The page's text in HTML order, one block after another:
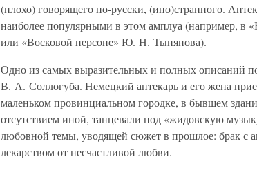
(плохо) говорящего по-русски, (ино)странного.
наиболее популярными в этом амплуа (например, в
или «Восковой персоне» Ю. Н. Тынянова).
Одно из самых выразительных и полных описаний
В. А. Соллогуба. Немецкий аптекарь и его жена
маленьком провинциальном городке, в бывшем
отсутствием иной, танцевали под «жидовскую
любовной темы, уводящей сюжет в прошлое: брак с
лекарством от несчастливой любви.